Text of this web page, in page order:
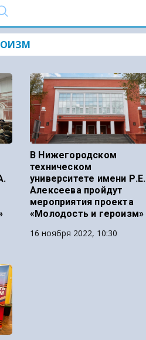
В Нижегородском
техническом
университете имени Р.Е.
Алексеева пройдут
мероприятия проекта
«Молодость и героизм»
16 ноября 2022, 10:30